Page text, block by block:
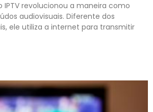
IPTV revolucionou a maneira como
audiovisuais. Diferente dos
ele utiliza a internet para transmitir